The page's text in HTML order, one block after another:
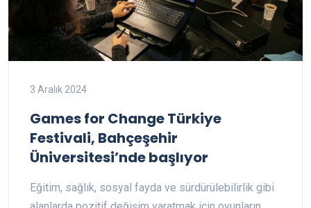
3 Aralık 2024
Games for Change Türkiye
Festivali, Bahçeşehir
Üniversitesi’nde başlıyor
Eğitim, sağlık, sosyal fayda ve sürdürülebilirlik gibi